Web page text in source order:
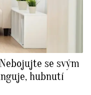
se svým
hubnutí